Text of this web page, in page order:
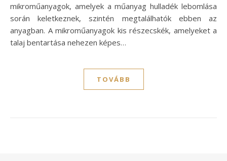
mikroműanyagok, amelyek a műanyag hulladék lebomlása
során keletkeznek, szintén megtalálhatók ebben az
anyagban. A mikroműanyagok kis részecskék, amelyeket a
talaj bentartása nehezen képes…
TOVÁBB